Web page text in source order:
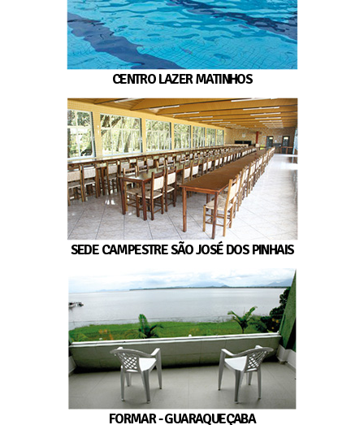
CENTRO LAZER MATINHOS
SEDE CAMPESTRE SÃO JOSÉ DOS PINHAIS
FORMAR - GUARAQUEÇABA